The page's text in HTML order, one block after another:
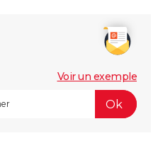
Voir un exemple